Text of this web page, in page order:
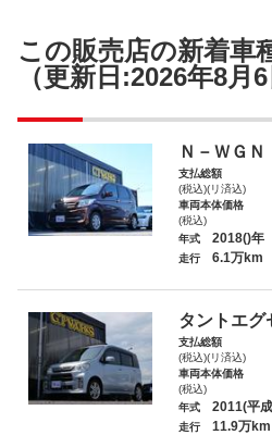
この販売店の新着車
（更新日:2026年8月6
Ｎ－ＷＧＮ
支払総額
(税込)(リ済込)
車両本体価格
(税込)
年式 2018()年
走行 6.1万km
タントエグ
支払総額
(税込)(リ済込)
車両本体価格
(税込)
年式 2011(平
走行 11.9万km